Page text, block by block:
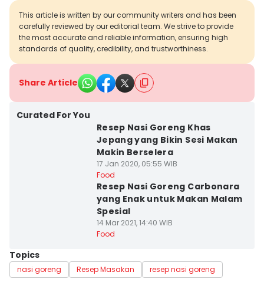
This article is written by our community writers and has been
carefully reviewed by our editorial team. We strive to provide
the most accurate and reliable information, ensuring high
standards of quality, credibility, and trustworthiness.
Share Article
Curated For You
Resep Nasi Goreng Khas
Jepang yang Bikin Sesi Makan
Makin Berselera
17 Jan 2020, 05:55 WIB
Food
Resep Nasi Goreng Carbonara
yang Enak untuk Makan Malam
Spesial
14 Mar 2021, 14:40 WIB
Food
Topics
nasi goreng Resep Masakan resep nasi goreng